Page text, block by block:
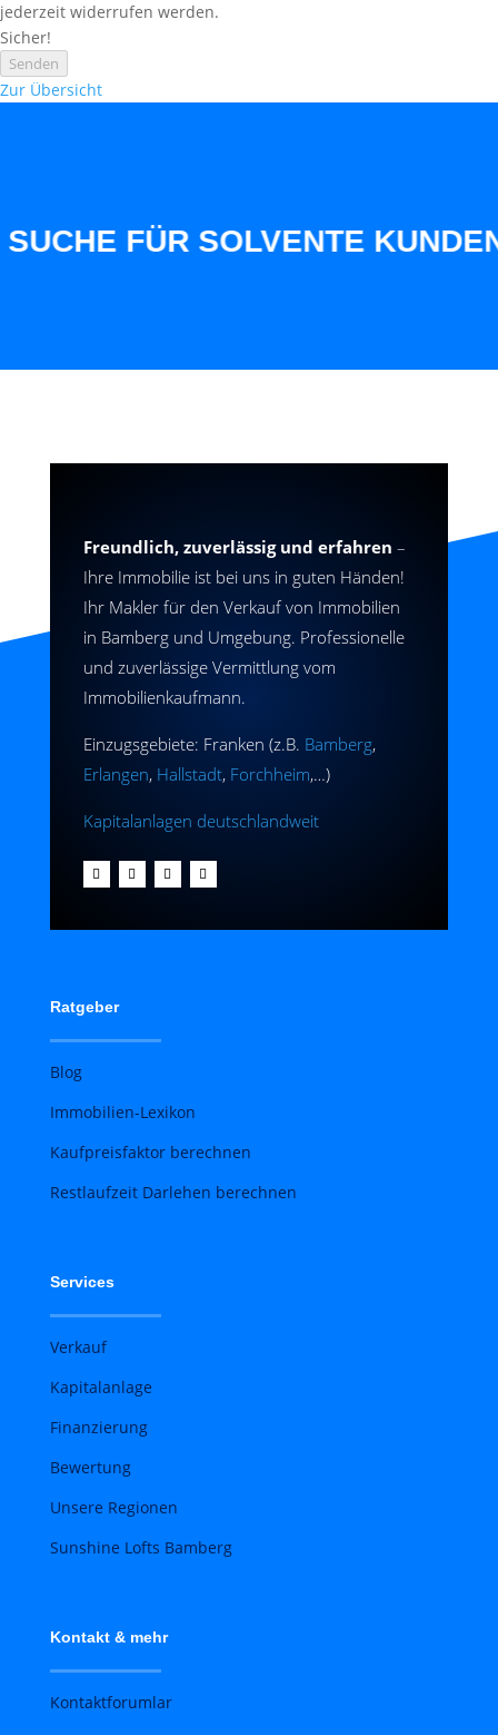
jederzeit widerrufen werden.
Sicher!
Senden
Zur Übersicht
FÜR SOLVENTE KUNDEN
Freundlich, zuverlässig und erfahren –
Ihre Immobilie ist bei uns in guten Händen!
Ihr Makler für den Verkauf von Immobilien
in Bamberg und Umgebung. Professionelle
und zuverlässige Vermittlung vom
Immobilienkaufmann.
Einzugsgebiete: Franken (z.B. Bamberg,
Erlangen, Hallstadt, Forchheim,…)
Kapitalanlagen deutschlandweit
Ratgeber
Blog
Immobilien-Lexikon
Kaufpreisfaktor berechnen
Restlaufzeit Darlehen berechnen
Services
Verkauf
Kapitalanlage
Finanzierung
Bewertung
Unsere Regionen
Sunshine Lofts Bamberg
Kontakt & mehr
Kontaktforumlar